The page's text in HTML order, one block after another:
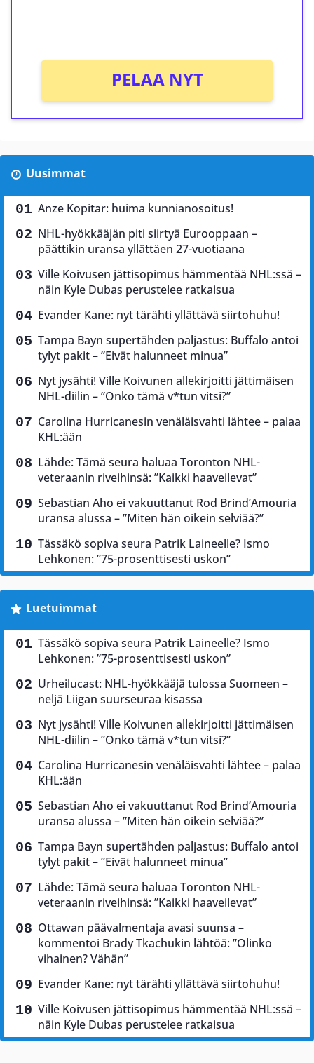
PELAA NYT
Uusimmat
Anze Kopitar: huima kunnianosoitus!
NHL-hyökkääjän piti siirtyä Eurooppaan –
päättikin uransa yllättäen 27-vuotiaana
Ville Koivusen jättisopimus hämmentää NHL:ssä –
näin Kyle Dubas perustelee ratkaisua
Evander Kane: nyt tärähti yllättävä siirtohuhu!
Tampa Bayn supertähden paljastus: Buffalo antoi
tylyt pakit – ”Eivät halunneet minua”
Nyt jysähti! Ville Koivunen allekirjoitti jättimäisen
NHL-diilin – ”Onko tämä v*tun vitsi?”
Carolina Hurricanesin venäläisvahti lähtee – palaa
KHL:ään
Lähde: Tämä seura haluaa Toronton NHL-
veteraanin riveihinsä: ”Kaikki haaveilevat”
Sebastian Aho ei vakuuttanut Rod Brind’Amouria
uransa alussa – ”Miten hän oikein selviää?”
Tässäkö sopiva seura Patrik Laineelle? Ismo
Lehkonen: ”75-prosenttisesti uskon”
Luetuimmat
Tässäkö sopiva seura Patrik Laineelle? Ismo
Lehkonen: ”75-prosenttisesti uskon”
Urheilucast: NHL-hyökkääjä tulossa Suomeen –
neljä Liigan suurseuraa kisassa
Nyt jysähti! Ville Koivunen allekirjoitti jättimäisen
NHL-diilin – ”Onko tämä v*tun vitsi?”
Carolina Hurricanesin venäläisvahti lähtee – palaa
KHL:ään
Sebastian Aho ei vakuuttanut Rod Brind’Amouria
uransa alussa – ”Miten hän oikein selviää?”
Tampa Bayn supertähden paljastus: Buffalo antoi
tylyt pakit – ”Eivät halunneet minua”
Lähde: Tämä seura haluaa Toronton NHL-
veteraanin riveihinsä: ”Kaikki haaveilevat”
Ottawan päävalmentaja avasi suunsa –
kommentoi Brady Tkachukin lähtöä: ”Olinko
vihainen? Vähän”
Evander Kane: nyt tärähti yllättävä siirtohuhu!
Ville Koivusen jättisopimus hämmentää NHL:ssä –
näin Kyle Dubas perustelee ratkaisua